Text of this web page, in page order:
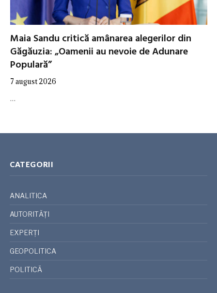
Maia Sandu critică amânarea alegerilor din
Găgăuzia: „Oamenii au nevoie de Adunare
Populară”
7 august 2026
…
CATEGORII
ANALITICA
AUTORITĂȚI
EXPERȚI
GEOPOLITICA
POLITICĂ